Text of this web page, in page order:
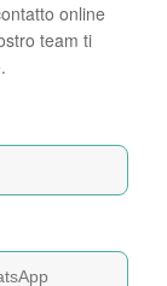
online
team ti